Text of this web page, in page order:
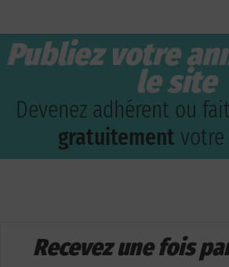
Publiez votre
le site
Devenez adhérent ou
gratuitement
Recevez une fois